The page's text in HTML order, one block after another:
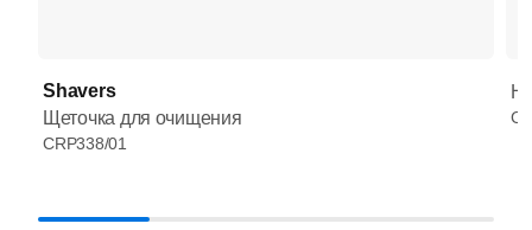
Shavers
Щеточка для очищения
CRP338/01